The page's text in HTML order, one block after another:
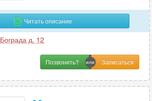
Читать описание
Бограда д. 12
Позвонить?